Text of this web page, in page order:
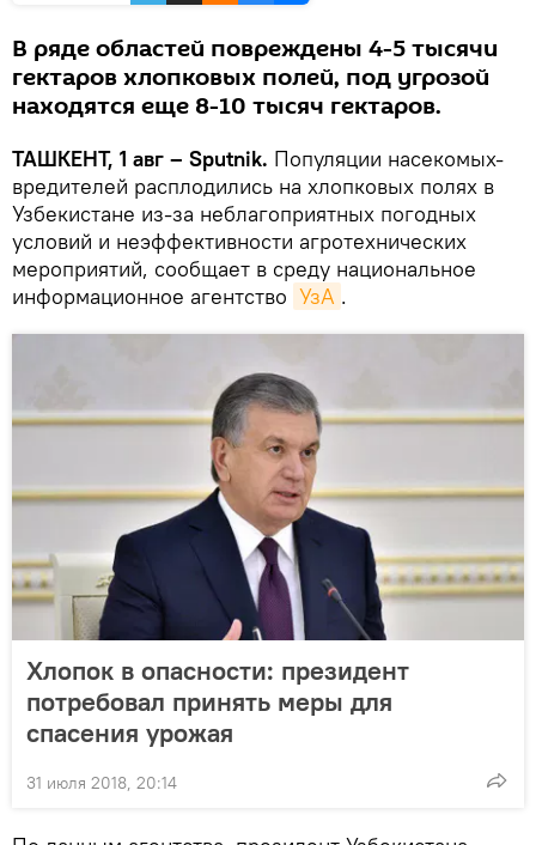
В ряде областей повреждены 4-5 тысячи
гектаров хлопковых полей, под угрозой
находятся еще 8-10 тысяч гектаров.
ТАШКЕНТ, 1 авг – Sputnik. Популяции насекомых-
вредителей расплодились на хлопковых полях в
Узбекистане из-за неблагоприятных погодных
условий и неэффективности агротехнических
мероприятий, сообщает в среду национальное
информационное агентство УзА .
Хлопок в опасности: президент
потребовал принять меры для
спасения урожая
31 июля 2018, 20:14